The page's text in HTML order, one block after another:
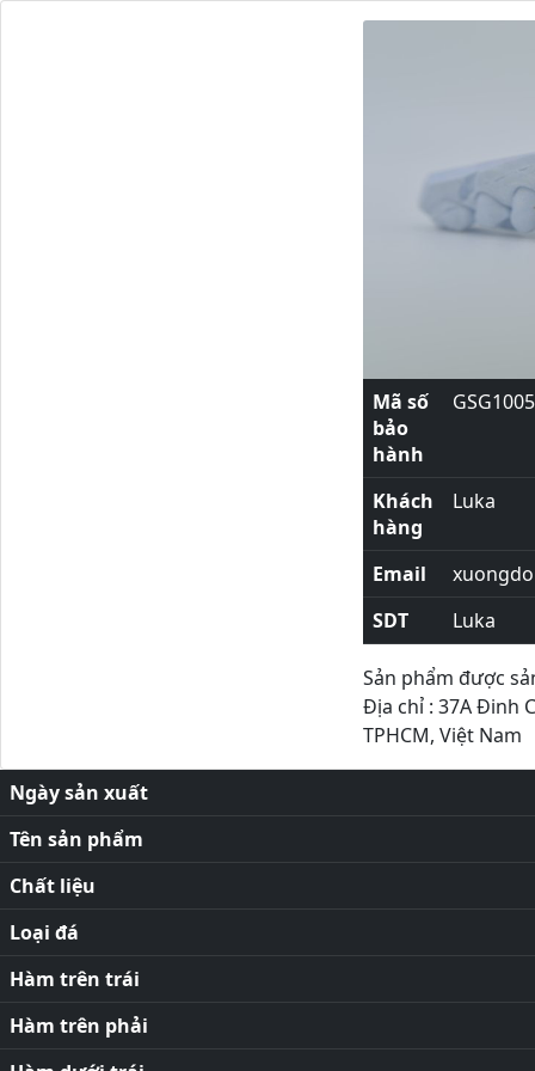
Mã số
bảo
hành
GSG1005
Khách
hàng
Luka
Email
SDT
Luka
Sản phẩm được
Địa chỉ : 37A Đinh
TPHCM, Việt Nam
Ngày sản xuất
Tên sản phẩm
Chất liệu
Loại đá
Hàm trên trái
Hàm trên phải